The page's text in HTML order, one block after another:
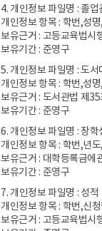
4. 개인정보 파일명 : 졸업
개인정보 항목 : 학번,성
보유근거 : 고등교육법시
보유기간 : 준영구
5. 개인정보 파일명 : 도서
개인정보 항목 : 학번,성
보유근거 : 도서관법 제
보유기간 : 준영구
6. 개인정보 파일명 : 장학
개인정보 항목 : 학번,년
보유근거 : 대학등록금에
보유기간 : 준영구
7. 개인정보 파일명 : 성적
개인정보 항목 : 학번,신
보유근거 : 고등교육법시